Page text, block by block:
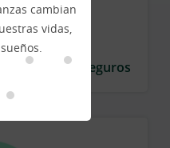
tus seguros
cambian
vidas,